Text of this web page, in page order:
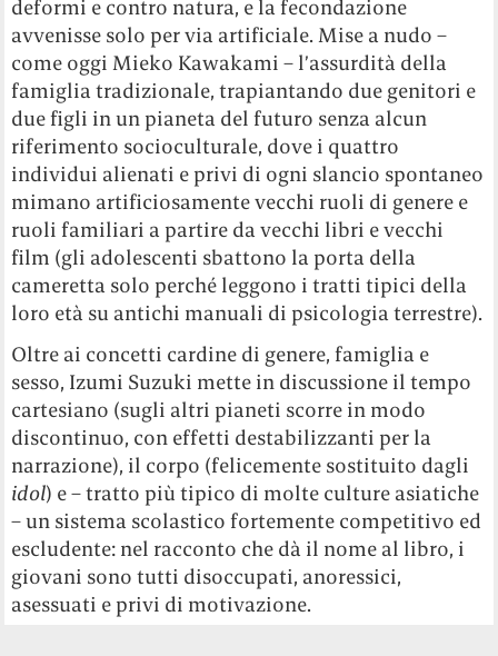
cameretta solo perché leggono i tratti tipici della
loro età su antichi manuali di psicologia terrestre).
Oltre ai concetti cardine di genere, famiglia e
sesso, Izumi Suzuki mette in discussione il tempo
cartesiano (sugli altri pianeti scorre in modo
discontinuo, con effetti destabilizzanti per la
narrazione), il corpo (felicemente sostituito dagli
idol) e – tratto più tipico di molte culture asiatiche
– un sistema scolastico fortemente competitivo ed
escludente: nel racconto che dà il nome al libro, i
giovani sono tutti disoccupati, anoressici,
asessuati e privi di motivazione.
Forse le anticipazioni più notevoli che troviamo
nei racconti diNoia terminalenon riguardano in
fondo i temi della narrativa femminista, che
ciclicamente si ripresentano a ogni decennio;
quanto le vere e proprie precognizioni della grande
rivoluzione tecnologica del nostro secolo. In “You
may dream”, la possibilità dei morti di trasferirsi
nei sogni di un’altra persona ricorda in modo
inquietante le profezie contenute inEssere una
macchinao il transumanesimo di Peter Thiel. C’è